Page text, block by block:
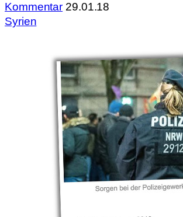
Kommentar 29.01.18
Syrien